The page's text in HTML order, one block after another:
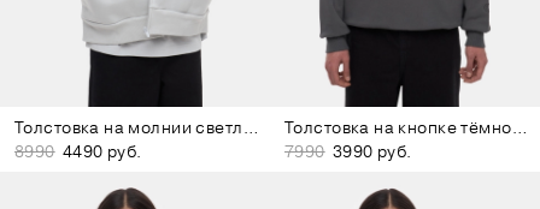
Толстовка на молнии светло-серая
8990 4490 руб.
Толстовка на кнопке тёмно-серая
7990 3990 руб.